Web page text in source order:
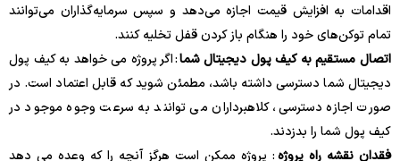
اقدامات به افزایش قیمت اجازه می‌دهد و سپس سرمایه‌گذاران می‌توانند
تمام توکن‌های خود را هنگام باز کردن قفل تخلیه کنند.
اتصال مستقیم به کیف پول دیجیتال شما: اگر پروژه می خواهد به کیف پول
دیجیتال شما دسترسی داشته باشد، مطمئن شوید که قابل اعتماد است. در
صورت اجازه دسترسی، کلاهبرداران می توانند به سرعت وجوه موجود در
کیف پول شما را بدزدند.
فقدان نقشه راه پروژه: پروژه ممکن است هرگز آنچه را که وعده می دهد